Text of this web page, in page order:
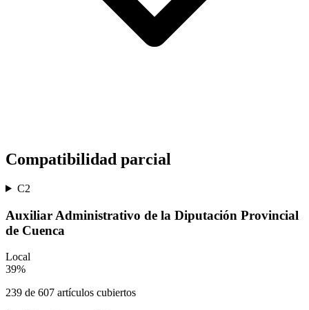
Compatibilidad parcial
C2
Auxiliar Administrativo de la Diputación Provincial
de Cuenca
Local
39%
239 de 607 artículos cubiertos